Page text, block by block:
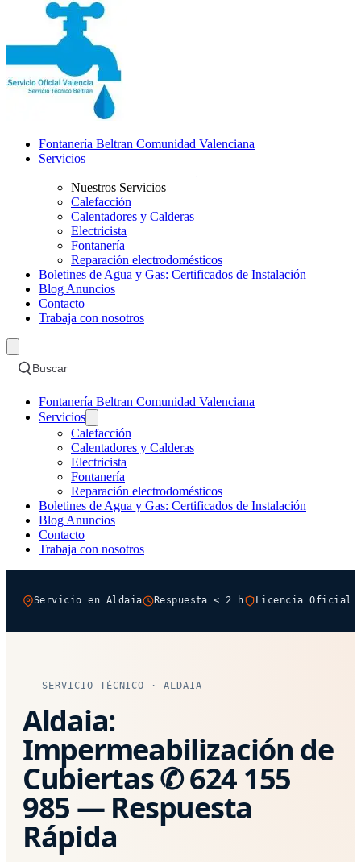
Fontanería Beltran Comunidad Valenciana
Servicios
Nuestros Servicios
Calefacción
Calentadores y Calderas
Electricista
Fontanería
Reparación electrodomésticos
Boletines de Agua y Gas: Certificados de Instalación
Blog Anuncios
Contacto
Trabaja con nosotros
Buscar
Fontanería Beltran Comunidad Valenciana
Servicios
Calefacción
Calentadores y Calderas
Electricista
Fontanería
Reparación electrodomésticos
Boletines de Agua y Gas: Certificados de Instalación
Blog Anuncios
Contacto
Trabaja con nosotros
Servicio en Aldaia Respuesta < 2 h Licencia Oficial
SERVICIO TÉCNICO · ALDAIA
Aldaia:
Impermeabilización de
Cubiertas ✆ 624 155
985 — Respuesta
Rápida